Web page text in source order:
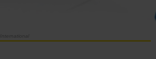
International